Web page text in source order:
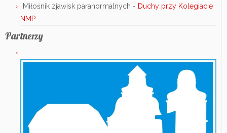
Miłośnik zjawisk paranormalnych - Duchy przy Kolegiacie
NMP
Partnerzy